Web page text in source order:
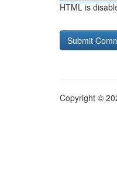
HTML is
Copyright ©